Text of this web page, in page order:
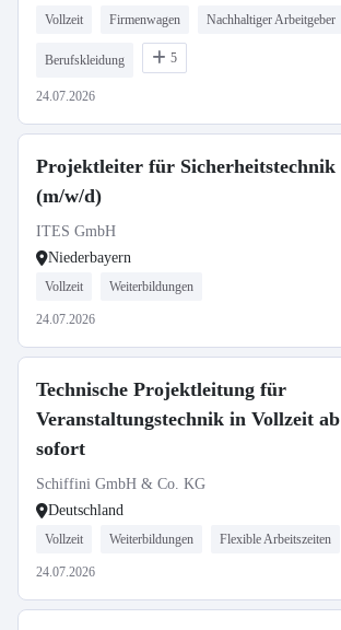
Vollzeit Firmenwagen Nachhaltiger Arbeitgeber
Berufskleidung 5
24.07.2026
Projektleiter für Sicherheitstechnik
(m/w/d)
ITES GmbH
Niederbayern
Vollzeit Weiterbildungen
24.07.2026
Technische Projektleitung für
Veranstaltungstechnik in Vollzeit ab
sofort
Schiffini GmbH & Co. KG
Deutschland
Vollzeit Weiterbildungen Flexible Arbeitszeiten
24.07.2026